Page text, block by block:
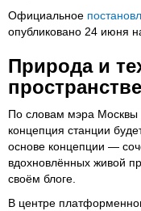
Официальное
опубликовано 24 июня
Природа и
пространстве
По словам мэра Москвы
концепция станции
основе концепции —
вдохновлённых живой
своём блоге.
В центре